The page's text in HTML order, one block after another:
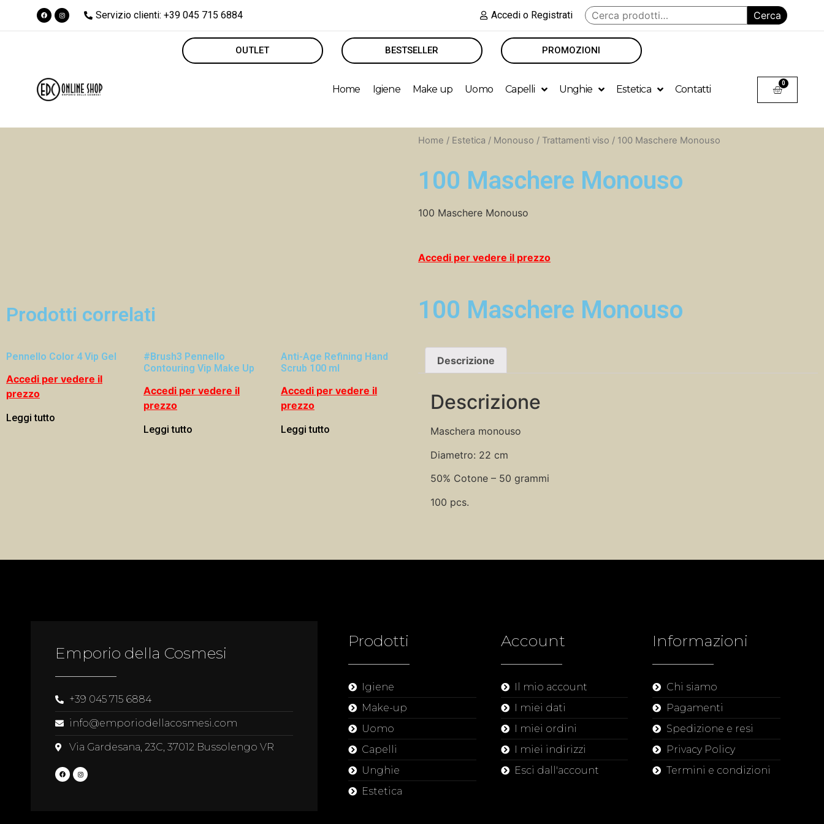
Servizio clienti: +39 045 715 6884 Accedi o Registrati Cerca
OUTLET BESTSELLER PROMOZIONI
Home Igiene Make up Uomo Capelli Unghie Estetica Contatti
0
Home / Estetica / Monouso / Trattamenti viso / 100 Maschere Monouso
100 Maschere Monouso
100 Maschere Monouso
Accedi per vedere il prezzo
Prodotti correlati
Pennello Color 4 Vip Gel
Accedi per vedere il
prezzo
Leggi tutto
#Brush3 Pennello
Contouring Vip Make Up
Accedi per vedere il
prezzo
Leggi tutto
Anti-Age Refining Hand
Scrub 100 ml
Accedi per vedere il
prezzo
Leggi tutto
100 Maschere Monouso
Descrizione
Descrizione
Maschera monouso
Diametro: 22 cm
50% Cotone – 50 grammi
100 pcs.
Emporio della Cosmesi
+39 045 715 6884
info@emporiodellacosmesi.com
Via Gardesana, 23C, 37012 Bussolengo VR
Prodotti
Igiene
Make-up
Uomo
Capelli
Unghie
Estetica
Account
Il mio account
I miei dati
I miei ordini
I miei indirizzi
Esci dall'account
Informazioni
Chi siamo
Pagamenti
Spedizione e resi
Privacy Policy
Termini e condizioni